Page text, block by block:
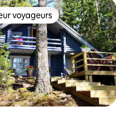
voyageurs
voyageurs